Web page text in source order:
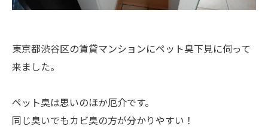
東京都渋谷区の賃貸マンションにペット臭下見に伺って
来ました。
ペット臭は思いのほか厄介です。
同じ臭いでもカビ臭の方が分かりやすい！